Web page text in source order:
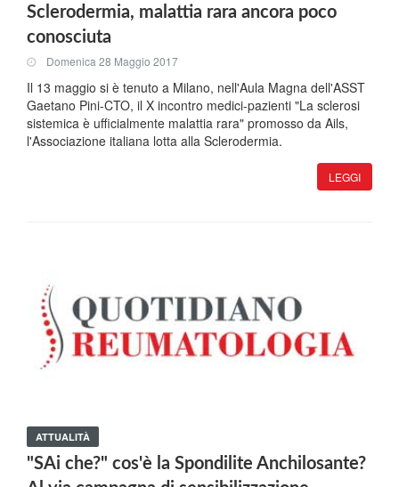
Sclerodermia, malattia rara ancora poco
conosciuta
Domenica 28 Maggio 2017
Il 13 maggio si è tenuto a Milano, nell'Aula Magna dell'ASST
Gaetano Pini-CTO, il X incontro medici-pazienti "La sclerosi
sistemica è ufficialmente malattia rara" promosso da Ails,
l'Associazione italiana lotta alla Sclerodermia.
LEGGI
ATTUALITÀ
"SAi che?" cos'è la Spondilite Anchilosante?